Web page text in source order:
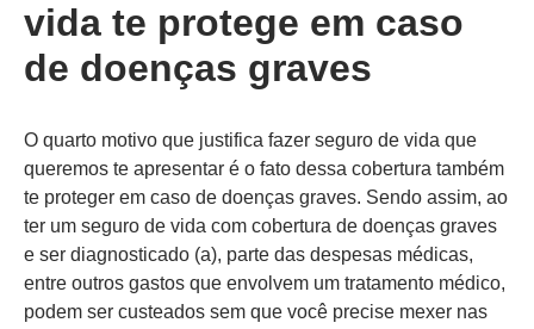
vida te protege em caso
de doenças graves
O quarto motivo que justifica fazer seguro de vida que
queremos te apresentar é o fato dessa cobertura também
te proteger em caso de doenças graves. Sendo assim, ao
ter um seguro de vida com cobertura de doenças graves
e ser diagnosticado (a), parte das despesas médicas,
entre outros gastos que envolvem um tratamento médico,
podem ser custeados sem que você precise mexer nas